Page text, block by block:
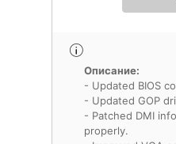
Описание:
- Updated BIOS
- Updated GOP
- Patched DMI
properly.